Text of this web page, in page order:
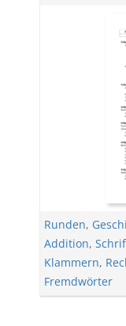
Runden,
Addition,
Klammern,
Fremdwörter